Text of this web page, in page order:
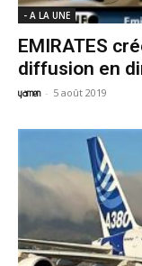
- A LA UNE
EMIRATES
diffusion en
yamen - 5 août 2019